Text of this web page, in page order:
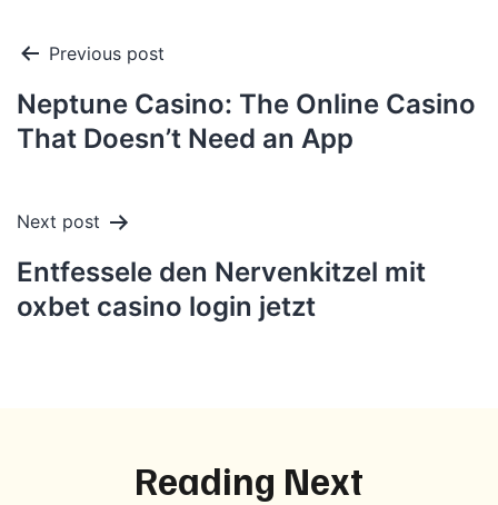
Post
navigation
Previous post
Neptune Casino: The Online Casino
That Doesn’t Need an App
Next post
Entfessele den Nervenkitzel mit
oxbet casino login jetzt
Reading Next